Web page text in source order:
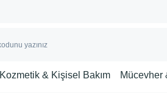
Kozmetik & Kişisel Bakım Mücevher